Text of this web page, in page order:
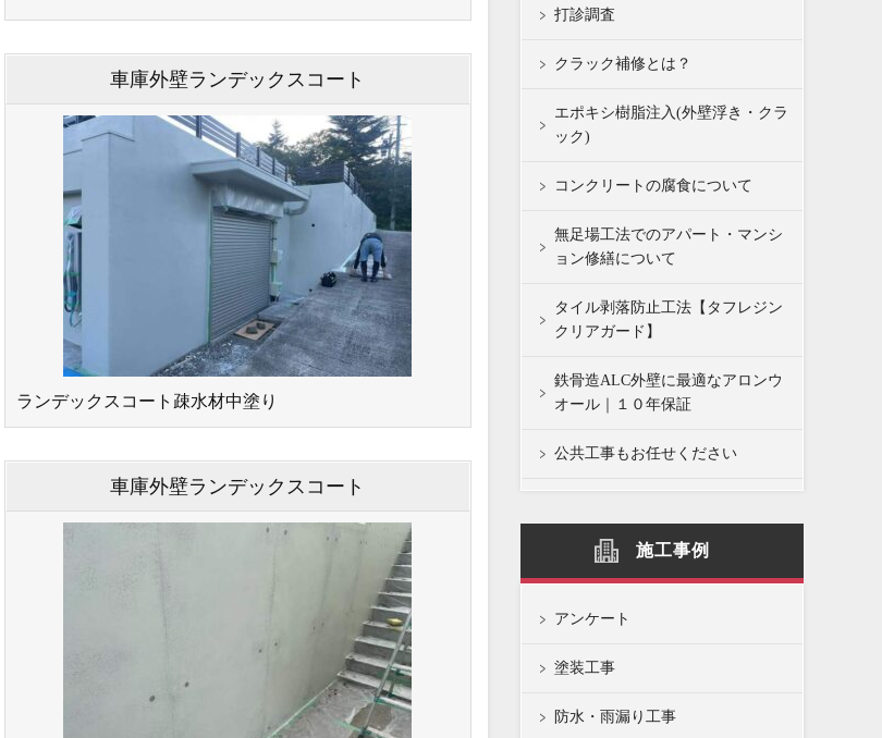
車庫外壁ランデックスコート
ランデックスコート疎水材中塗り
車庫外壁ランデックスコート
打診調査
クラック補修とは？
エポキシ樹脂注入(外壁浮き・クラ
ック)
コンクリートの腐食について
無足場工法でのアパート・マンシ
ョン修繕について
タイル剥落防止工法【タフレジン
クリアガード】
鉄骨造ALC外壁に最適なアロンウ
オール｜１０年保証
公共工事もお任せください
施工事例
アンケート
塗装工事
防水・雨漏り工事